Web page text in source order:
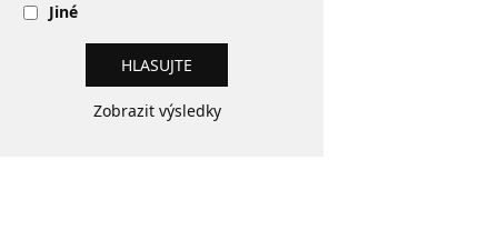
Jiné
Zobrazit výsledky